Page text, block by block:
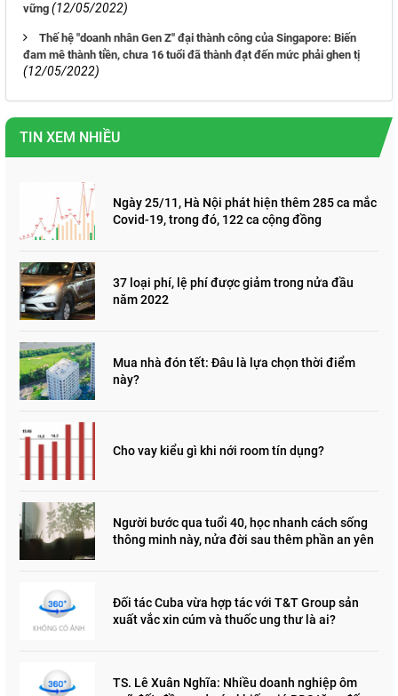
vững (12/05/2022)
Thế hệ "doanh nhân Gen Z" đại thành công của Singapore: Biến
đam mê thành tiền, chưa 16 tuổi đã thành đạt đến mức phải ghen tị
(12/05/2022)
TIN XEM NHIỀU
Ngày 25/11, Hà Nội phát hiện thêm 285 ca mắc
Covid-19, trong đó, 122 ca cộng đồng
37 loại phí, lệ phí được giảm trong nửa đầu
năm 2022
Mua nhà đón tết: Đâu là lựa chọn thời điểm
này?
Cho vay kiểu gì khi nới room tín dụng?
Người bước qua tuổi 40, học nhanh cách sống
thông minh này, nửa đời sau thêm phần an yên
Đối tác Cuba vừa hợp tác với T&T Group sản
xuất vắc xin cúm và thuốc ung thư là ai?
TS. Lê Xuân Nghĩa: Nhiều doanh nghiệp ôm